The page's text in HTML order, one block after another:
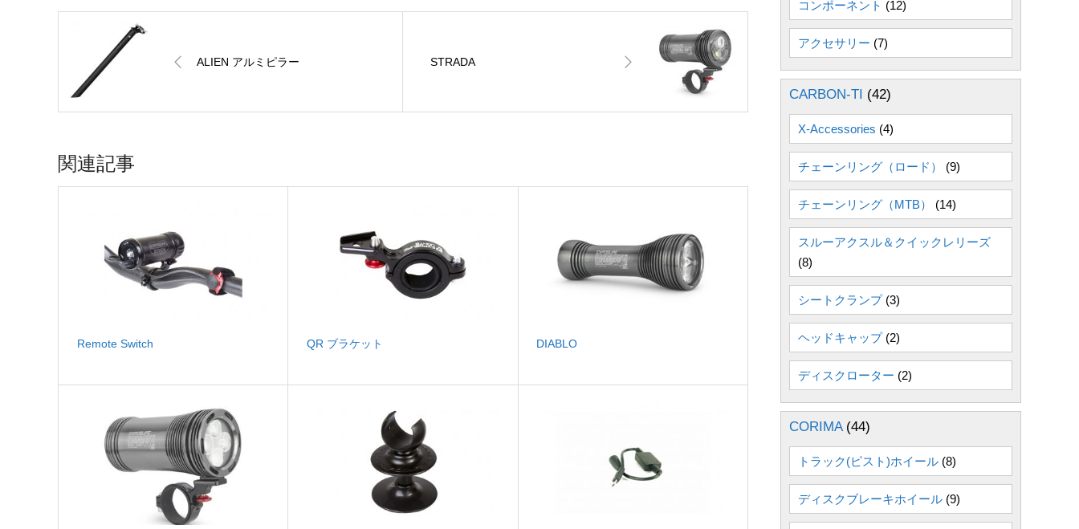
ALIEN アルミピラー STRADA
関連記事
Remote Switch QR ブラケット DIABLO
コンポーネント (12)
アクセサリー (7)
CARBON-TI (42)
X-Accessories (4)
チェーンリング（ロード） (9)
チェーンリング（MTB） (14)
スルーアクスル＆クイックレリーズ
(8)
シートクランプ(3)
ヘッドキャップ(2)
ディスクローター (2)
CORIMA(44)
トラック(ピスト)ホイール (8)
ディスクブレーキホイール (9)